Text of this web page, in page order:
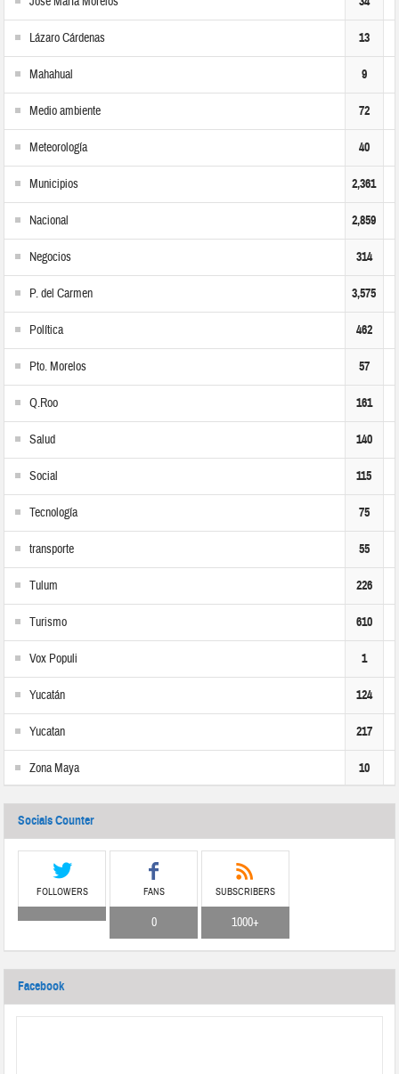
Lázaro Cárdenas 13
Mahahual 9
Medio ambiente 72
Meteorología 40
Municipios 2,361
Nacional 2,859
Negocios 314
P. del Carmen 3,575
Política 462
Pto. Morelos 57
Q.Roo 161
Salud 140
Social 115
Tecnología 75
transporte 55
Tulum 226
Turismo 610
Vox Populi 1
Yucatán 124
Yucatan 217
Zona Maya 10
Socials Counter
FOLLOWERS FANS
0
SUBSCRIBERS
1000+
Facebook